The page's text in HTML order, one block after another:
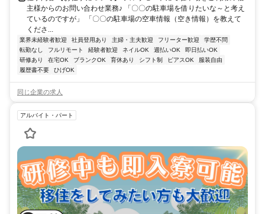
主様からのお問い合わせ業務♪ 「〇〇の駐車場を借りたいな～と考え
ているのですが」 「〇〇の駐車場の空車情報（空き情報）を教えて
くださ...
業界未経験者歓迎 社員登用あり 主婦・主夫歓迎 フリーター歓迎
学歴不問
転勤なし
フルリモート 経験者歓迎 ネイルOK 週払いOK
即日払いOK
研修あり
在宅OK ブランクOK 育休あり シフト制 ピアスOK
服装自由
履歴書不要
ひげOK
同じ企業の求人
アルバイト・パート